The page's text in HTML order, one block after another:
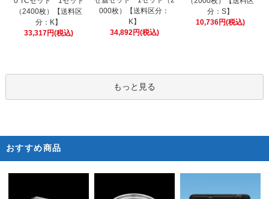
（2400枚）【送料区
分：K】
33,317円(税込)
000枚）【送料区分：
K】
34,892円(税込)
分：S】
10,736円(税込)
もっと見る
おすすめ商品